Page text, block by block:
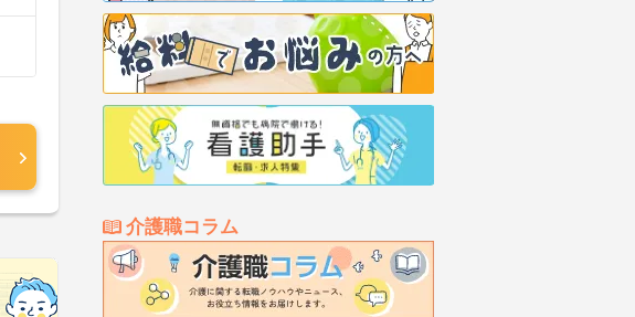
介護職コラム